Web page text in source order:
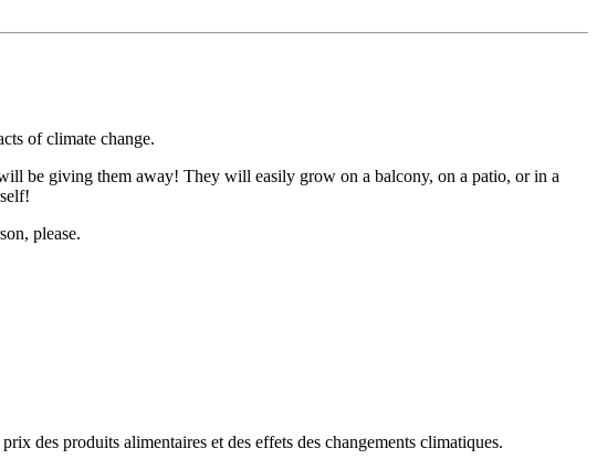
of climate change.
be giving them away! They will easily grow on a balcony, on a patio, or in a
please.
des produits alimentaires et des effets des changements climatiques.